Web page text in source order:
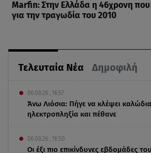
Τελευταία Νέα Δημοφιλή
06.08.26 , 16:57
Άνω Λιόσια: Πήγε να κλέψει
ηλεκτροπληξία και πέθανε
06.08.26 , 16:50
Οι έξι πιο επικίνδυνες εβδομάδες
Marfin: Στην Ελλάδα η 46χρονη που
για την τραγωδία του 2010